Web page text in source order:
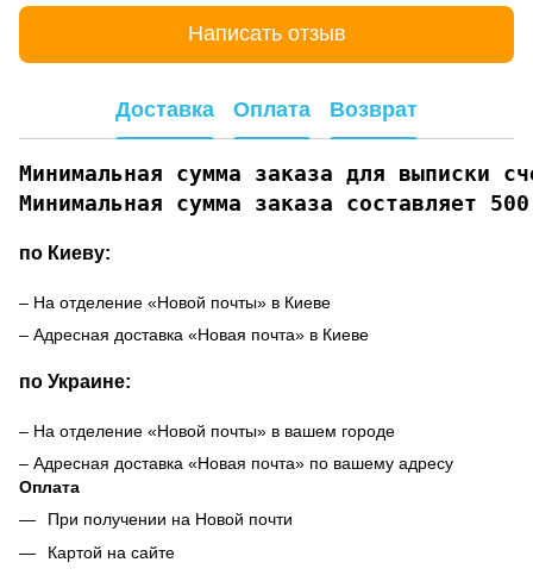
Написать отзыв
Доставка Оплата Возврат
Минимальная сумма заказа для выписки
Минимальная сумма заказа составляет
по Киеву:
– На отделение «Новой почты» в Киеве
– Адресная доставка «Новая почта» в Киеве
по Украине:
– На отделение «Новой почты» в вашем городе
– Адресная доставка «Новая почта» по вашему адресу
Оплата
При получении на Новой почти
Картой на сайте